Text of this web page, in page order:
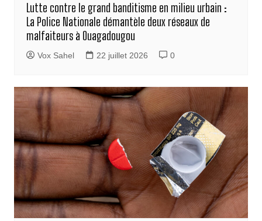
Lutte contre le grand banditisme en milieu urbain :
La Police Nationale démantèle deux réseaux de
malfaiteurs à Ouagadougou
Vox Sahel 22 juillet 2026 0